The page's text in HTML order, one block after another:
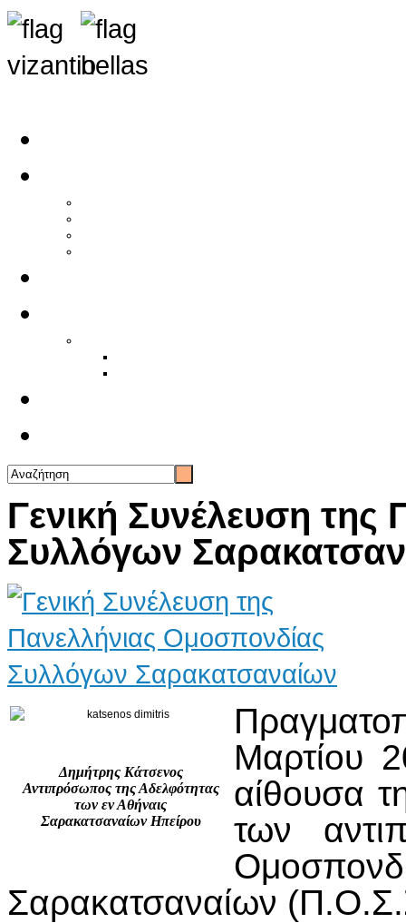
Γενική Συνέλευση
Συλλόγων
Δημήτρης Κάτσενος
Αντιπρόσωπος της Αδελφότητας
των εν Αθήναις
Σαρακατσαναίων Ηπείρου
Μαρτίου
αίθουσα
των
Σαρακατσαναίων